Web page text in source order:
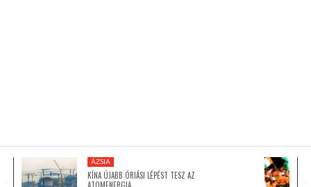
ÁZSIA
KÍNA ÚJABB ÓRIÁSI LÉPÉST TESZ AZ